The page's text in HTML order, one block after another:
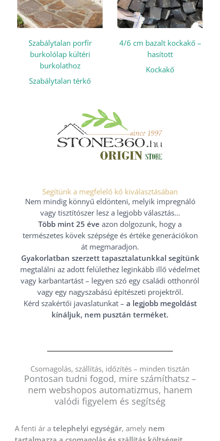
Szabálytalan porfír
burkolólap kültéri
burkolathoz
Szabálytalan térkő
4/6 cm bazalt kockakő –
hasított
Kockakő
Segítünk a megfelelő kő kiválasztásában
Nem mindig könnyű eldönteni, melyik impregnáló
vagy tisztítószer lesz a legjobb választás…
Több mint 25 éve azon dolgozunk, hogy a
természetes kövek szépsége és értéke generációkon
át megmaradjon.
Gyakorlatban szerzett tapasztalatunkkal segítünk
megtalálni az adott felülethez leginkább illő védelmet
vagy karbantartást – legyen szó egy családi otthonról
vagy egy nagyszabású építészeti projektről.
Kérd szakértői javaslatunkat – a legjobb megoldást
kínáljuk, nem pusztán terméket.
Csomagolás, szállítás, időzítés – minden tisztán
Pontosan tudni fogod, mire számíthatsz –
nem webshopos automatizmus, hanem
valódi figyelem és segítség
A fenti ár a telephelyi egységár, amely nem